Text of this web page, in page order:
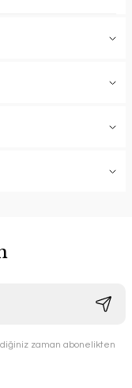
zaman abonelikten